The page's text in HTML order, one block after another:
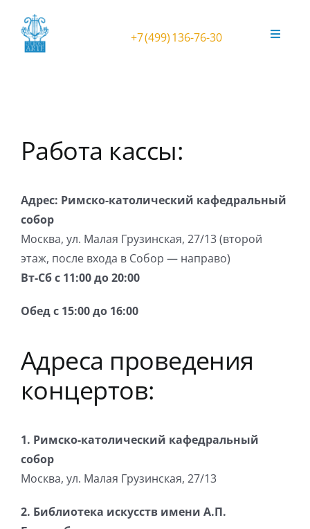
content
+7 (499) 136-76-30
Toggle
Театральный орган в усадьбе
Концерты в Соборе
Концерты в Анапе
Орган Kuhn
Работа кассы:
Адрес: Римско-католический кафедральный
собор
Москва, ул. Малая Грузинская, 27/13 (второй
этаж, после входа в Собор — направо)
Вт-Сб с 11:00 до 20:00
Обед с 15:00 до 16:00
Адреса проведения
концертов:
1. Римско-католический кафедральный
собор
Москва, ул. Малая Грузинская, 27/13
2. Библиотека искусств имени А.П.